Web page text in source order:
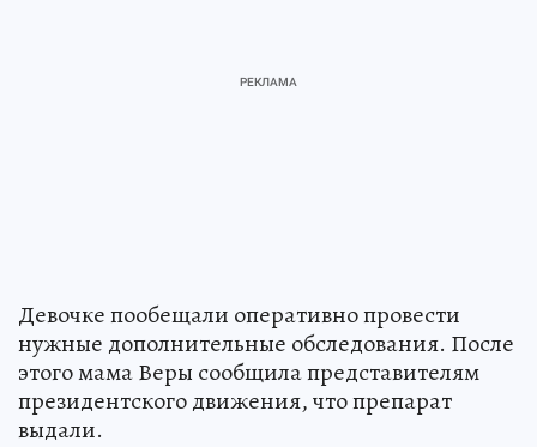
Девочке пообещали оперативно провести
нужные дополнительные обследования. После
этого мама Веры сообщила представителям
президентского движения, что препарат
выдали.